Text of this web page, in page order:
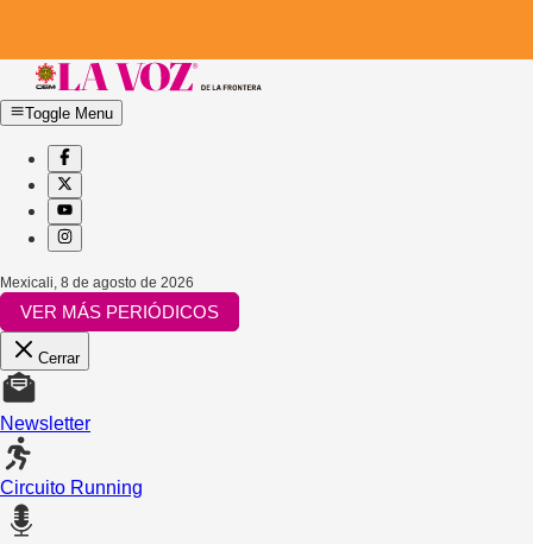
Toggle Menu
Mexicali 8 de agosto de 2026
VER MÁS PERIÓDICOS
Cerrar
Newsletter
Circuito Running